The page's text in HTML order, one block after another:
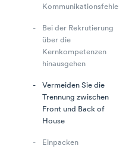
Kommunikationsfehlern
Bei der Rekrutierung
über die
Kernkompetenzen
hinausgehen
Vermeiden Sie die
Trennung zwischen
Front und Back of
House
Einpacken